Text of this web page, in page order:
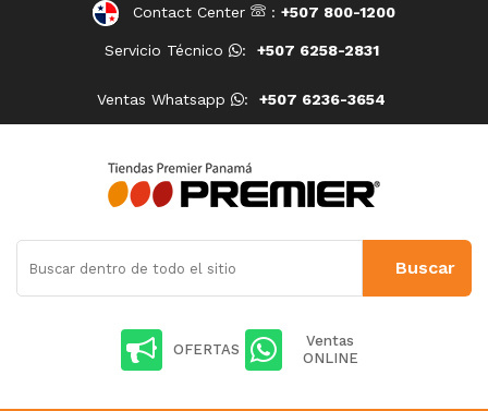
Contact Center : +507 800-1200
Servicio Técnico : +507 6258-2831
Ventas Whatsapp : +507 6236-3654
OFERTAS
Ventas
ONLINE